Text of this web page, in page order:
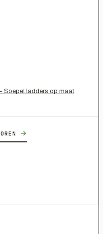
Soepel ladders op maat
→